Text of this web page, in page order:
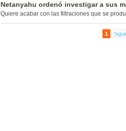
Netanyahu ordenó investigar a sus
Quiere acabar con las filtraciones que se
1